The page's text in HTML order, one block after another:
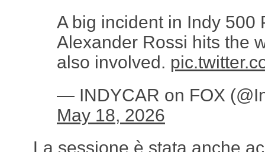
A big incident in Indy 500
Alexander Rossi hits the
also involved.
— INDYCAR on FOX
May 18, 2026
La sessione è stata anche